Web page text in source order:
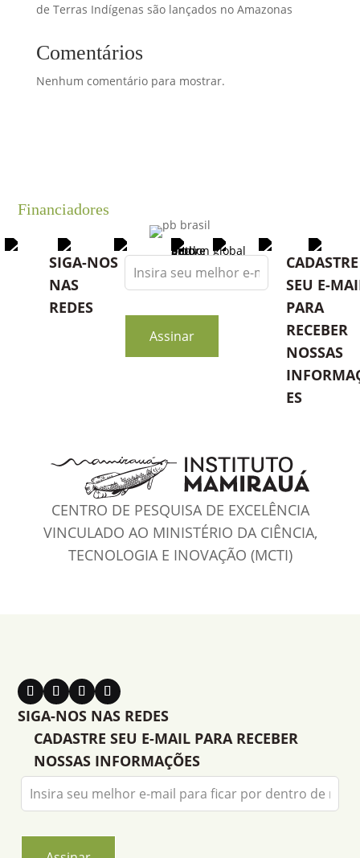
de Terras Indígenas são lançados no Amazonas
Comentários
Nenhum comentário para mostrar.
Financiadores
SIGA-NOS
NAS
REDES
Leave
this
blank
Assinar
CADASTRE
SEU E-
PARA
RECEBER
NOSSAS
ES
CENTRO DE PESQUISA DE EXCELÊNCIA
VINCULADO AO MINISTÉRIO DA CIÊNCIA,
TECNOLOGIA E INOVAÇÃO (MCTI)
SIGA-NOS NAS REDES
CADASTRE SEU E-MAIL PARA RECEBER
NOSSAS INFORMAÇÕES
Leave
this
blank